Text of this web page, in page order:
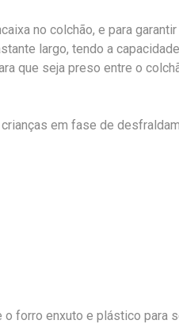
no colchão, e para garantir
largo, tendo a
que seja preso entre o
em fase de
forro enxuto e plástico para